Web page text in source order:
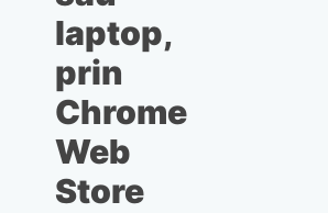
laptop,
prin
Chrome
Web
Store